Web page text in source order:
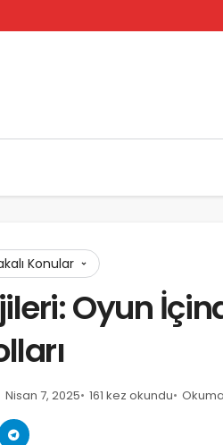
Konular
Oyun
Nisan 7, 2025 161 kez okundu